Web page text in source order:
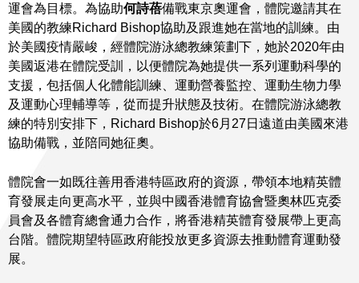
運會為目標。為協助何詩蓓備戰東京奧運會，體院邀請其在
美國的教練Richard Bishop協助及跟進她在當地的訓練。由
於美國疫情嚴峻，經體院游泳總教練策劃下，她於2020年由
美國返港在體院受訓，以便體院為她提供一系列運動科學的
支援，包括個人化體能訓練、運動營養監控、運動生物力學
及運動心理輔導等，從而提升狀態及技術。在體院游泳總教
練的特別安排下，Richard Bishop於6月27日遠道由美國來港
協助備戰，並陪同她征奧。
體院會一如既往善用香港特區政府的資源，帶領本地精英體
育發展走向更高水平，並與中國香港體育協會暨奧林匹克委
員會及各體育總會通力合作，將香港精英體育發展帶上更高
台階。體院期望特區政府能投放更多資源去推動體育運動發
展。